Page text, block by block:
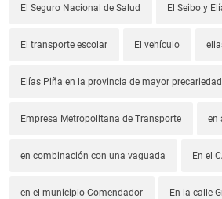
El Seguro Nacional de Salud El Seibo y
El transporte escolar El vehículo
Elías Piña en la provincia de mayor precariedad
Empresa Metropolitana de Transporte en
en combinación con una vaguada En el
en el municipio Comendador En la calle